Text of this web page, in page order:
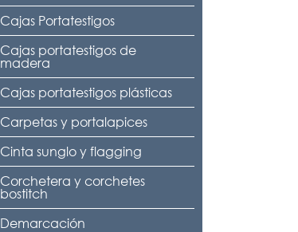
Cajas Portatestigos
Cajas portatestigos de
madera
Cajas portatestigos plásticas
Carpetas y portalapices
Cinta sunglo y flagging
Corchetera y corchetes
bostitch
Demarcación